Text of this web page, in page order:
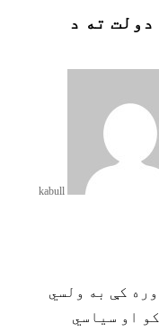
دولت ته د
kabull
کې به ولسي
او سياسي